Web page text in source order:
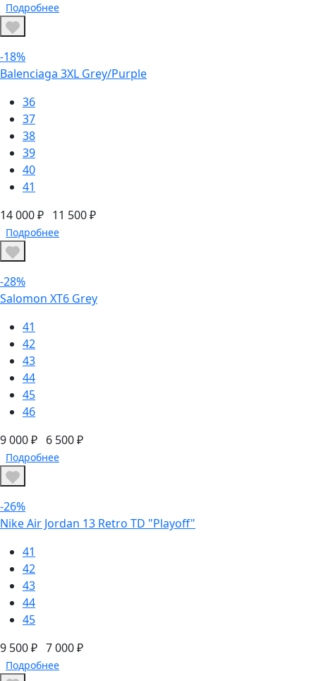
Подробнее
-18%
Balenciaga 3XL Grey/Purple
36
37
38
39
40
41
14 000 ₽ 11 500 ₽
Подробнее
-28%
Salomon XT6 Grey
41
42
43
44
45
46
9 000 ₽ 6 500 ₽
Подробнее
-26%
Nike Air Jordan 13 Retro TD "Playoff"
41
42
43
44
45
9 500 ₽ 7 000 ₽
Подробнее